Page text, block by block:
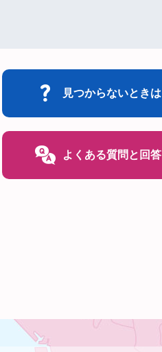
見つからないときは
よくある質問と回答